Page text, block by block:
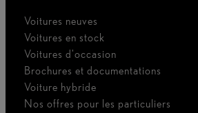
Voitures neuves
Voitures en stock
Voitures d'occasion
Brochures et documentations
Voiture hybride
Nos offres pour les particuliers